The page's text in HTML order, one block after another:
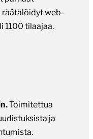
web-
1100 tilaajaa.
Toimitettua
ja